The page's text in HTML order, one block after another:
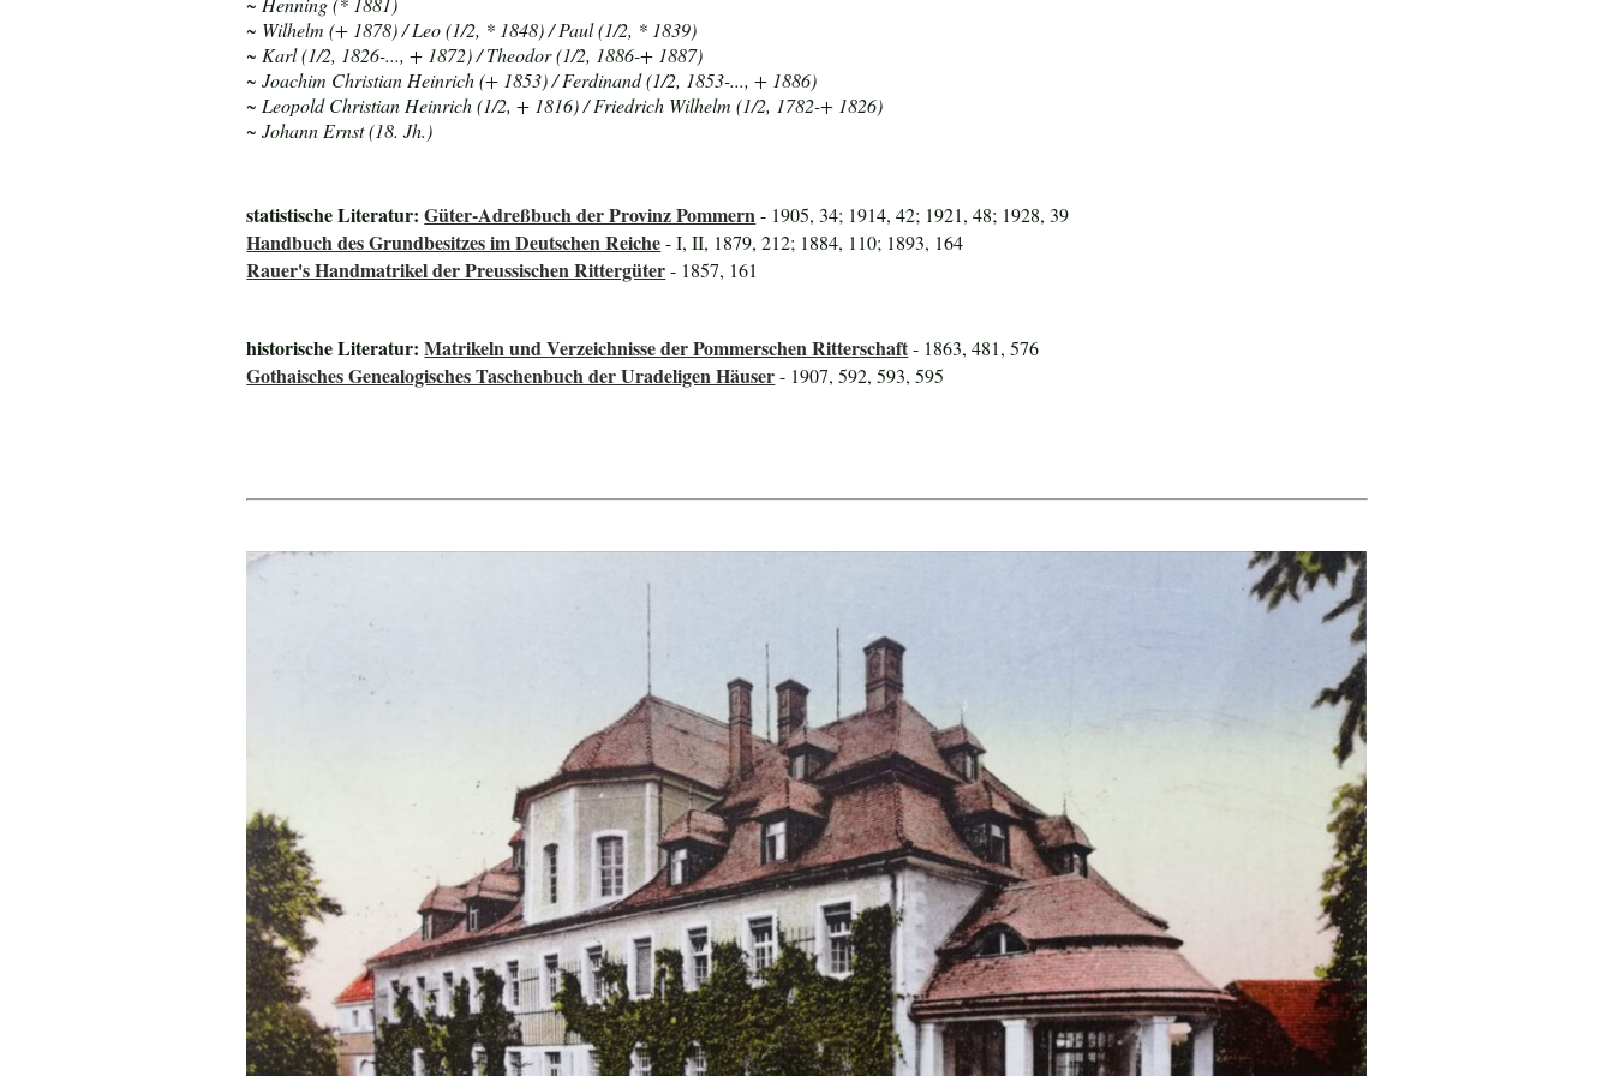
~ Wilhelm (+ 1878) / Leo (1/2, * 1848) / Paul (1/2, * 1839)
~ Karl (1/2, 1826-..., + 1872) / Theodor (1/2, 1886-+ 1887)
~ Joachim Christian Heinrich (+ 1853) / Ferdinand (1/2, 1853-..., + 1886)
~ Leopold Christian Heinrich (1/2, + 1816) / Friedrich Wilhelm (1/2, 1782-+ 1826)
~ Johann Ernst (18. Jh.)
statistische Literatur:Güter-Adreßbuch der Provinz Pommern- 1905, 34; 1914, 42; 1921, 48; 1928, 39
Handbuch des Grundbesitzes im Deutschen Reiche- I, II, 1879, 212; 1884, 110; 1893, 164
Rauer's Handmatrikel der Preussischen Rittergüter- 1857, 161
historische Literatur:Matrikeln und Verzeichnisse der Pommerschen Ritterschaft- 1863, 481, 576
Gothaisches Genealogisches Taschenbuch der Uradeligen Häuser- 1907, 592, 593, 595